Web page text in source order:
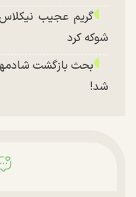
گریم عجیب
شوکه کرد
بحث بازگشت
شد!
توافق با آمریکا در